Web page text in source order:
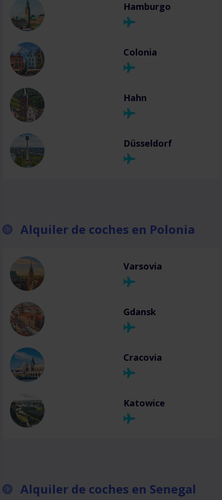
Hamburgo
Colonia
Hahn
Düsseldorf
Alquiler de coches en Polonia
Varsovia
Gdansk
Cracovia
Katowice
Alquiler de coches en Senegal